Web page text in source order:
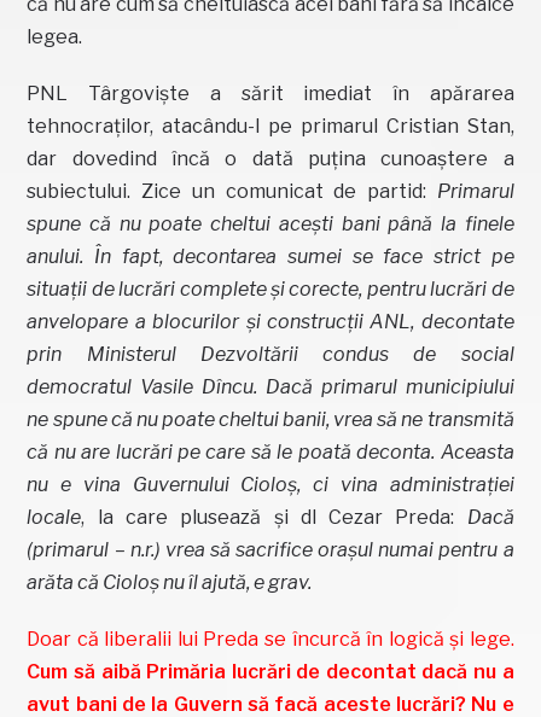
legea.
PNL Târgoviște a sărit imediat în apărarea
tehnocraților, atacându-l pe primarul Cristian Stan,
dar dovedind încă o dată puțina cunoaștere a
subiectului. Zice un comunicat de partid: Primarul
spune că nu poate cheltui aceşti bani până la finele
anului. În fapt, decontarea sumei se face strict pe
situaţii de lucrări complete şi corecte, pentru lucrări de
anvelopare a blocurilor şi construcţii ANL, decontate
prin Ministerul Dezvoltării condus de social
democratul Vasile Dîncu. Dacă primarul municipiului
ne spune că nu poate cheltui banii, vrea să ne transmită
că nu are lucrări pe care să le poată deconta. Aceasta
nu e vina Guvernului Cioloş, ci vina administraţiei
locale, la care plusează și dl Cezar Preda: Dacă
(primarul – n.r.) vrea să sacrifice orașul numai pentru a
arăta că Cioloș nu îl ajută, e grav.
Doar că liberalii lui Preda se încurcă în logică și lege.
Cum să aibă Primăria lucrări de decontat dacă nu a
avut bani de la Guvern să facă aceste lucrări? Nu e